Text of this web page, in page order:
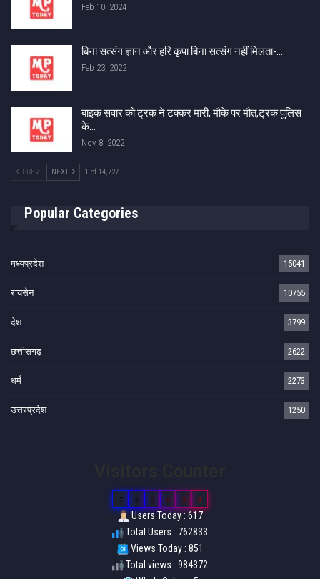
Feb 10, 2024
बिना सत्संग ज्ञान और हरि कृपा बिना सत्संग नहीं मिलता-…
Feb 23, 2022
बाइक सवार को ट्रक ने टक्कर मारी, मौके पर मौत,ट्रक पुलिस
के…
Nov 8, 2022
PREV NEXT 1 of 14,727
Popular Categories
मध्यप्रदेश 15041
रायसेन 10755
देश 3799
छत्तीसगढ़ 2622
धर्म 2273
उत्तरप्रदेश 1250
7 6 2 8 3 3
Users Today : 617
Total Users : 762833
Views Today : 851
Total views : 984372